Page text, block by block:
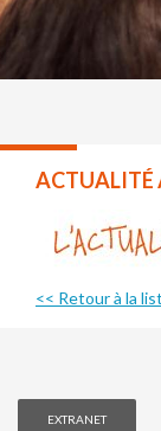
ACTUALITÉ
<< Retour à la
EXTRANET